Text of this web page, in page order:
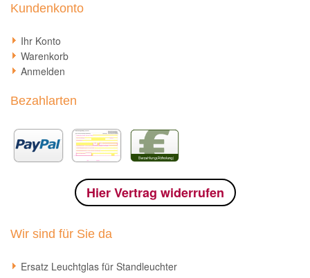
Kundenkonto
Ihr Konto
Warenkorb
Anmelden
Bezahlarten
Hier Vertrag widerrufen
Wir sind für Sie da
Ersatz Leuchtglas für Standleuchter